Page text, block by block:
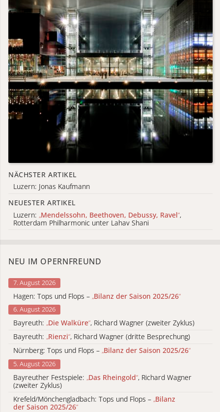
NÄCHSTER ARTIKEL
Luzern: Jonas Kaufmann
NEUESTER ARTIKEL
Luzern: „Mendelssohn, Beethoven, Debussy, Ravel“,
Rotterdam Philharmonic unter Lahav Shani
NEU IM OPERNFREUND
7. August 2026
Hagen: Tops und Flops – „Bilanz der Saison 2025/26“
6. August 2026
Bayreuth: „Die Walküre“, Richard Wagner (zweiter Zyklus)
Bayreuth: „Rienzi“, Richard Wagner (dritte Besprechung)
Nürnberg: Tops und Flops – „Bilanz der Saison 2025/26“
5. August 2026
Bayreuther Festspiele: „Das Rheingold“, Richard Wagner
(zweiter Zyklus)
Krefeld/Mönchengladbach: Tops und Flops – „Bilanz
der Saison 2025/26“